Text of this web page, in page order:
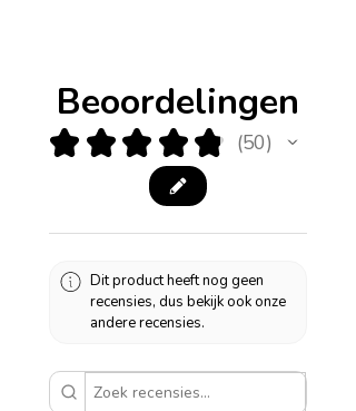
Beoordelingen
★ ★ ★ ★ ★ 50
50
Dit product heeft nog geen
recensies, dus bekijk ook onze
andere recensies.